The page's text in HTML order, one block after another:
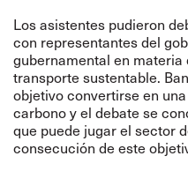
Los asistentes pudieron
con representantes del
gubernamental en
transporte sustentable.
objetivo convertirse en
carbono y el debate se
que puede jugar el sector
consecución de este